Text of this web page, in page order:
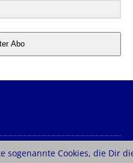
Abo
sogenannte Cookies, die Dir